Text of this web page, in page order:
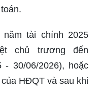
tài chính 2025
chủ trương đến
- 30/06/2026), hoặc
HĐQT và sau khi